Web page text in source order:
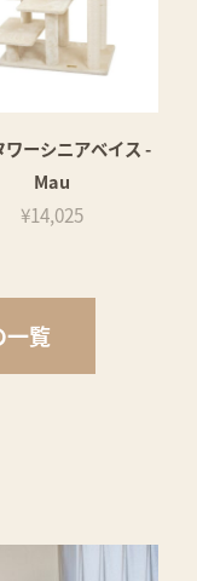
ーシニアベイス -
Mau
¥14,025
一覧